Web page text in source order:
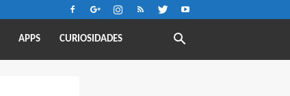
APPS CURIOSIDADES